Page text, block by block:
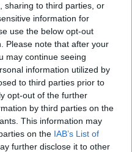
sharing to third parties, or
information for
use the below opt-out
Please note that after your
may continue seeing
information utilized by
to third parties prior to
opt-out of the further
by third parties on the
This information may
on the IAB’s List of
further disclose it to other
Καραμπάχ έχει
κρίση.